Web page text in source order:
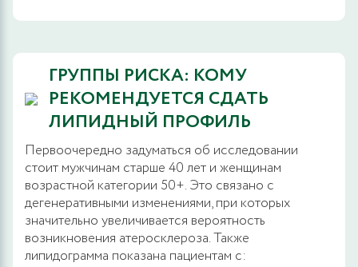
ГРУППЫ РИСКА: КОМУ
РЕКОМЕНДУЕТСЯ СДАТЬ
ЛИПИДНЫЙ ПРОФИЛЬ
Первоочередно задуматься об исследовании
стоит мужчинам старше 40 лет и женщинам
возрастной категории 50+. Это связано с
дегенеративными изменениями, при которых
значительно увеличивается вероятность
возникновения атеросклероза. Также
липидограмма показана пациентам с: